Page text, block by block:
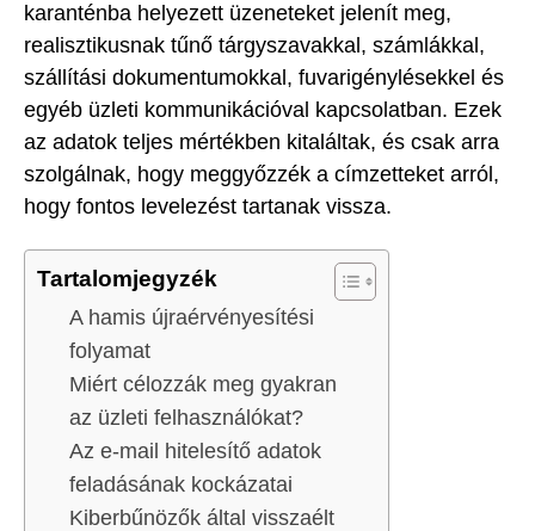
karanténba helyezett üzeneteket jelenít meg,
realisztikusnak tűnő tárgyszavakkal, számlákkal,
szállítási dokumentumokkal, fuvarigénylésekkel és
egyéb üzleti kommunikációval kapcsolatban. Ezek
az adatok teljes mértékben kitaláltak, és csak arra
szolgálnak, hogy meggyőzzék a címzetteket arról,
hogy fontos levelezést tartanak vissza.
Tartalomjegyzék
A hamis újraérvényesítési
folyamat
Miért célozzák meg gyakran
az üzleti felhasználókat?
Az e-mail hitelesítő adatok
feladásának kockázatai
Kiberbűnözők által visszaélt